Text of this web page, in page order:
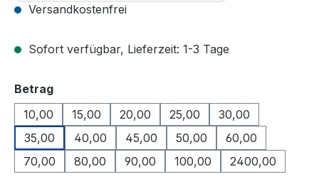
Versandkostenfrei
Sofort verfügbar, Lieferzeit: 1-3 Tage
Betragauswählen
10,00
15,00 20,00 25,00
30,00
35,00
40,00 45,00 50,00
60,00
70,00
80,00 90,00 100,00 2400,00